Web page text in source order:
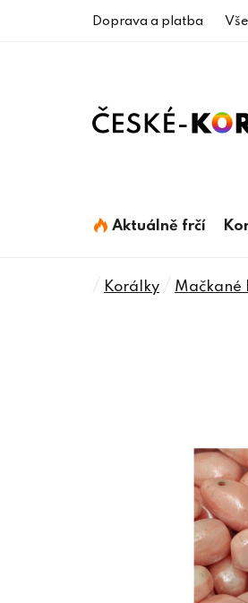
Doprava a platba
Aktuálně frčí
Domů
Korálky Mačkané